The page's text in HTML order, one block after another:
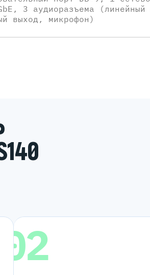
3 аудиоразъема (линейный
выход, микрофон)
02